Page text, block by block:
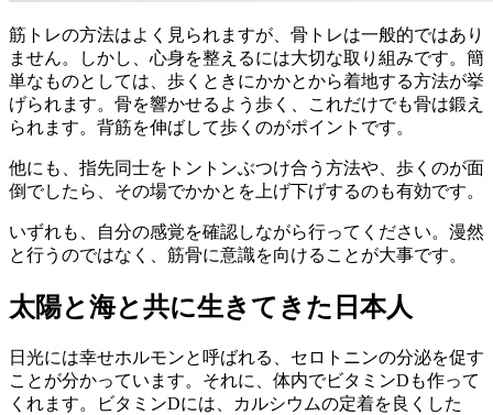
筋トレの方法はよく見られますが、骨トレは一般的ではあり
ません。しかし、心身を整えるには大切な取り組みです。簡
単なものとしては、歩くときにかかとから着地する方法が挙
げられます。骨を響かせるよう歩く、これだけでも骨は鍛え
られます。背筋を伸ばして歩くのがポイントです。
他にも、指先同士をトントンぶつけ合う方法や、歩くのが面
倒でしたら、その場でかかとを上げ下げするのも有効です。
いずれも、自分の感覚を確認しながら行ってください。漫然
と行うのではなく、筋骨に意識を向けることが大事です。
太陽と海と共に生きてきた日本人
日光には幸せホルモンと呼ばれる、セロトニンの分泌を促す
ことが分かっています。それに、体内でビタミンDも作って
くれます。ビタミンDには、カルシウムの定着を良くした